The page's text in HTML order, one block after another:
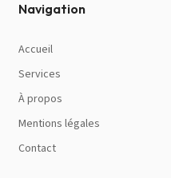
Navigation
Accueil
Services
À propos
Mentions légales
Contact